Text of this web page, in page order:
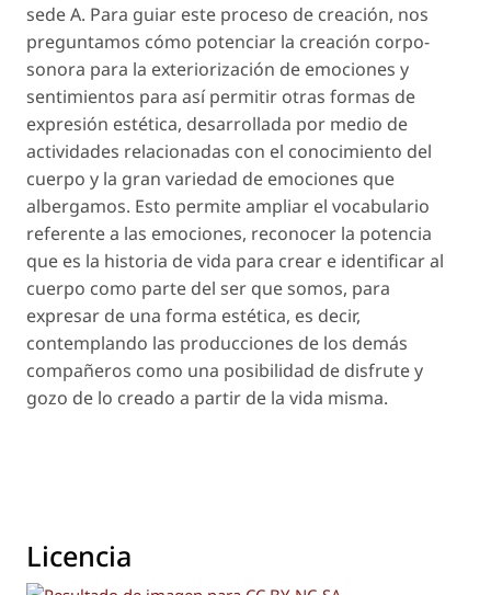
sede A. Para guiar este proceso de creación, nos
pregunta­mos cómo potenciar la creación corpo-
sonora para la exteriorización de emociones y
sentimientos para así permitir otras formas de
expresión estética, desa­rrollada por medio de
actividades relacionadas con el conocimiento del
cuerpo y la gran variedad de emociones que
albergamos. Esto permite ampliar el vocabulario
referente a las emociones, reconocer la potencia
que es la historia de vida para crear e iden­tificar al
cuerpo como parte del ser que somos, para
expresar de una forma estética, es decir,
contemplan­do las producciones de los demás
compañeros como una posibilidad de disfrute y
gozo de lo creado a partir de la vida misma.
Licencia